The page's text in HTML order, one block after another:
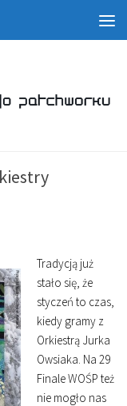
Tradycją już
stało się, że
styczeń to czas,
kiedy gramy z
Orkiestrą Jurka
Owsiaka. Na 29
Finale WOŚP też
nie mogło nas